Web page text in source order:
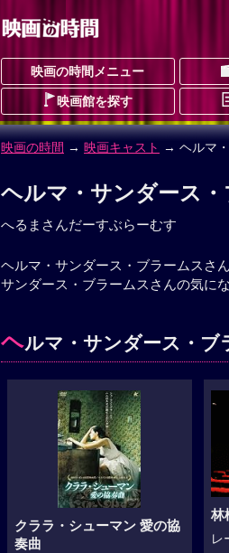
映画の時間メニュー
映画館を探す
映画の時間 → 映画キャスト → ヘルマ
ヘルマ・サンダース・
へるまさんだーすぶらーむす
ヘルマ・サンダース・ブラームスさ
サンダース・ブラームスさんの気に
ヘルマ・サンダース・ブ
クララ・シューマン 愛の協
奏曲
林
レ